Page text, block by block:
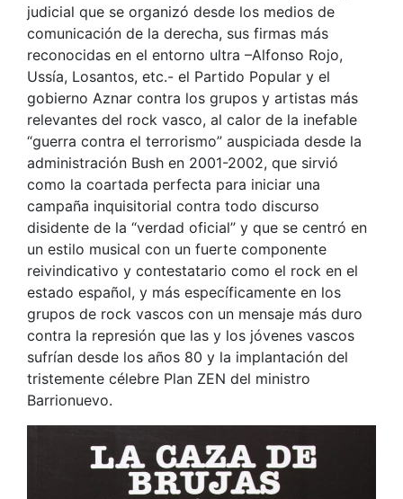
judicial que se organizó desde los medios de
comunicación de la derecha, sus firmas más
reconocidas en el entorno ultra –Alfonso Rojo,
Ussía, Losantos, etc.- el Partido Popular y el
gobierno Aznar contra los grupos y artistas más
relevantes del rock vasco, al calor de la inefable
“guerra contra el terrorismo” auspiciada desde la
administración Bush en 2001-2002, que sirvió
como la coartada perfecta para iniciar una
campaña inquisitorial contra todo discurso
disidente de la “verdad oficial” y que se centró en
un estilo musical con un fuerte componente
reivindicativo y contestatario como el rock en el
estado español, y más específicamente en los
grupos de rock vascos con un mensaje más duro
contra la represión que las y los jóvenes vascos
sufrían desde los años 80 y la implantación del
tristemente célebre Plan ZEN del ministro
Barrionuevo.